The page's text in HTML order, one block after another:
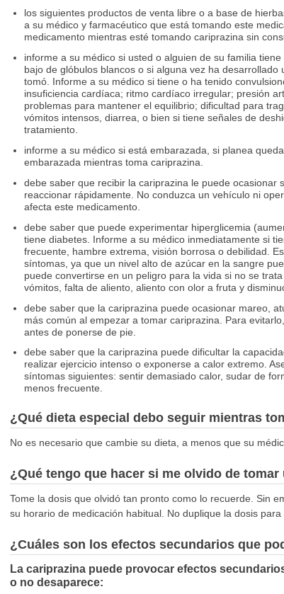
los siguientes productos de venta libre o a base de
a su médico y farmacéutico que está tomando este
medicamento mientras esté tomando cariprazina sin
informe a su médico si usted o alguien de su familia
bajo de glóbulos blancos o si alguna vez ha
tomó. Informe a su médico si tiene o ha tenido
insuficiencia cardíaca; ritmo cardíaco irregular; presión
problemas para mantener el equilibrio; dificultad para
vómitos intensos, diarrea, o bien si tiene señales de
tratamiento.
informe a su médico si está embarazada, si planea
embarazada mientras toma cariprazina.
debe saber que recibir la cariprazina le puede
reaccionar rápidamente. No conduzca un vehículo ni
afecta este medicamento.
debe saber que puede experimentar hiperglicemia
tiene diabetes. Informe a su médico inmediatamente si
frecuente, hambre extrema, visión borrosa o debilidad.
síntomas, ya que un nivel alto de azúcar en la sangre
puede convertirse en un peligro para la vida si no se
vómitos, falta de aliento, aliento con olor a fruta y
debe saber que la cariprazina puede ocasionar mareo,
más común al empezar a tomar cariprazina. Para
antes de ponerse de pie.
debe saber que la cariprazina puede dificultar la
realizar ejercicio intenso o exponerse a calor extremo.
síntomas siguientes: sentir demasiado calor, sudar de
menos frecuente.
¿Qué dieta especial debo seguir mientras
No es necesario que cambie su dieta, a menos que su
¿Qué tengo que hacer si me olvido de tomar
Tome la dosis que olvidó tan pronto como lo recuerde. Sin
su horario de medicación habitual. No duplique la dosis
¿Cuáles son los efectos secundarios que
La cariprazina puede provocar efectos
o no desaparece: